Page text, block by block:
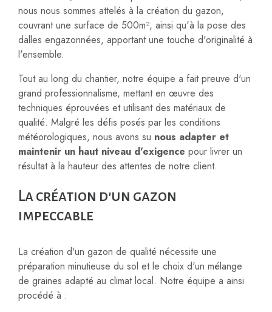
nous nous sommes attelés à la création du gazon,
couvrant une surface de 500m², ainsi qu'à la pose des
dalles engazonnées, apportant une touche d'originalité à
l'ensemble.
Tout au long du chantier, notre équipe a fait preuve d'un
grand professionnalisme, mettant en œuvre des
techniques éprouvées et utilisant des matériaux de
qualité. Malgré les défis posés par les conditions
météorologiques, nous avons su nous adapter et
maintenir un haut niveau d'exigence pour livrer un
résultat à la hauteur des attentes de notre client.
La création d'un gazon
impeccable
La création d'un gazon de qualité nécessite une
préparation minutieuse du sol et le choix d'un mélange
de graines adapté au climat local. Notre équipe a ainsi
procédé à :